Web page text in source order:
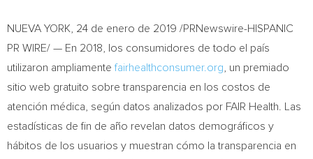
NUEVA YORK , 24 de enero de 2019 /PRNewswire-HISPANIC
PR WIRE/ — En 2018, los consumidores de todo el país
utilizaron ampliamentefairhealthconsumer.org , un premiado
sitio web gratuito sobre transparencia en los costos de
atención médica, según datos analizados por FAIR Health. Las
estadísticas de fin de año revelan datos demográficos y
hábitos de los usuarios y muestran cómo la transparencia en